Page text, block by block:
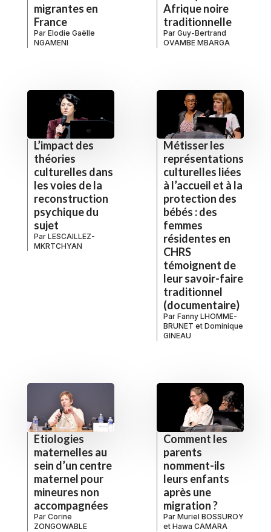
migrantes en
France
Par Elodie Gaëlle
NGAMENI
Afrique noire
traditionnelle
Par Guy-Bertrand
OVAMBE MBARGA
L’impact des
théories
culturelles dans
les voies de la
reconstruction
psychique du
sujet
Par LESCAILLEZ-
MKRTCHYAN
Métisser les
représentations
culturelles liées
à l’accueil et à la
protection des
bébés : des
femmes
résidentes en
CHRS
témoignent de
leur savoir-faire
traditionnel
(documentaire)
Par Fanny LHOMME-
BRUNET et Dominique
GINEAU
Etiologies
maternelles au
sein d’un centre
maternel pour
mineures non
accompagnées
Par Corine
ZONGOWABLE
Comment les
parents
nomment-ils
leurs enfants
après une
migration ?
Par Muriel BOSSUROY
et Hawa CAMARA